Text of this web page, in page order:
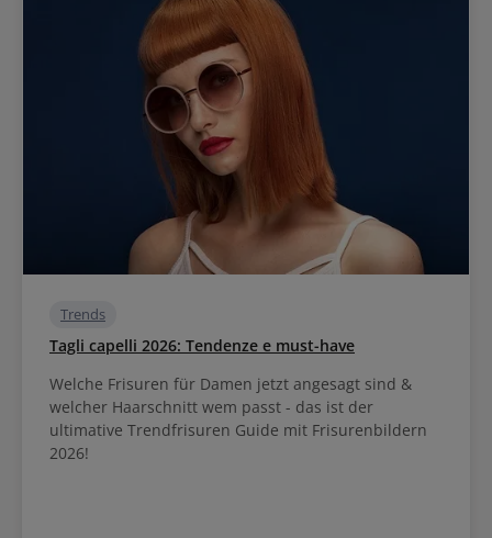
Trends
Tagli capelli 2026: Tendenze e must-have
Welche Frisuren für Damen jetzt angesagt sind &
welcher Haarschnitt wem passt - das ist der
ultimative Trendfrisuren Guide mit Frisurenbildern
2026!